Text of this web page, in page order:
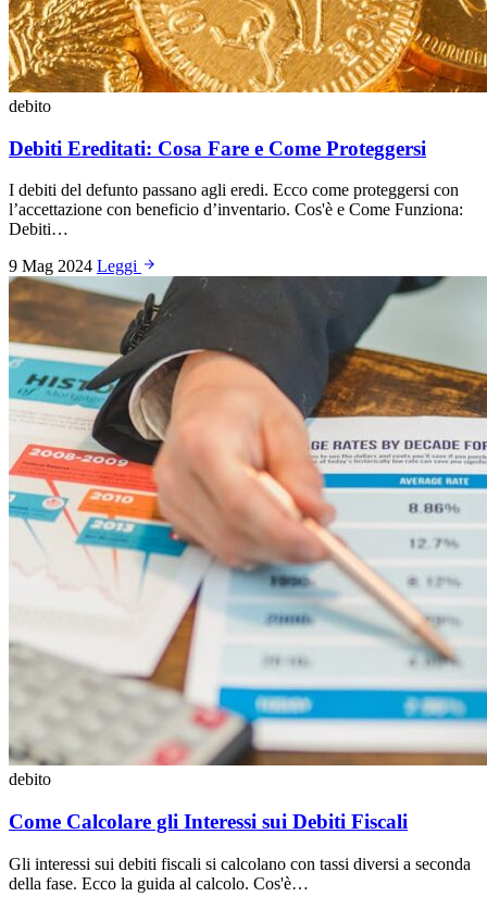
debito
Debiti Ereditati: Cosa Fare e Come Proteggersi
I debiti del defunto passano agli eredi. Ecco come proteggersi con
l’accettazione con beneficio d’inventario. Cos'è e Come Funziona:
Debiti…
9 Mag 2024 Leggi
debito
Come Calcolare gli Interessi sui Debiti Fiscali
Gli interessi sui debiti fiscali si calcolano con tassi diversi a seconda
della fase. Ecco la guida al calcolo. Cos'è…